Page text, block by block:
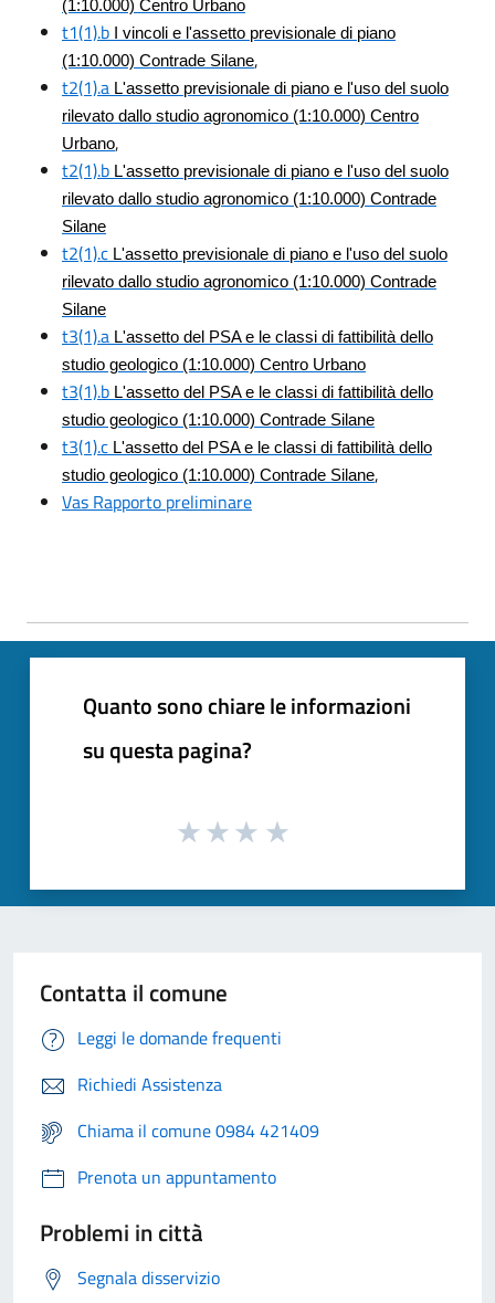
(1:10.000) Centro Urbano
t1(1).b I vincoli e l'assetto previsionale di piano
(1:10.000) Contrade Silane,
t2(1).a L'assetto previsionale di piano e l'uso del suolo
rilevato dallo studio agronomico (1:10.000) Centro
Urbano,
t2(1).b L'assetto previsionale di piano e l'uso del suolo
rilevato dallo studio agronomico (1:10.000) Contrade
Silane
t2(1).c L'assetto previsionale di piano e l'uso del suolo
rilevato dallo studio agronomico (1:10.000) Contrade
Silane
t3(1).a L'assetto del PSA e le classi di fattibilità dello
studio geologico (1:10.000) Centro Urbano
t3(1).b L'assetto del PSA e le classi di fattibilità dello
studio geologico (1:10.000) Contrade Silane
t3(1).c L'assetto del PSA e le classi di fattibilità dello
studio geologico (1:10.000) Contrade Silane,
Vas Rapporto preliminare
Quanto sono chiare le informazioni
su questa pagina?
Contatta il comune
Leggi le domande frequenti
Richiedi Assistenza
Chiama il comune 0984 421409
Prenota un appuntamento
Problemi in città
Segnala disservizio